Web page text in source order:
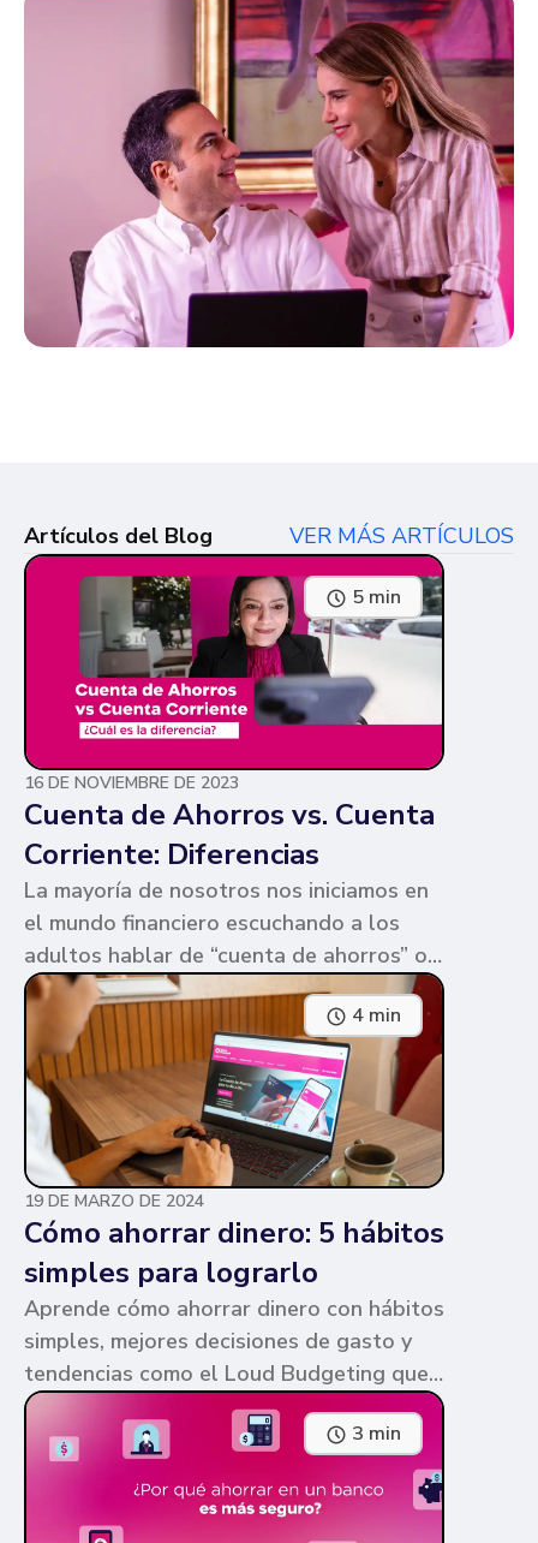
Artículos del Blog VER MÁS ARTÍCULOS
5 min
16 DE NOVIEMBRE DE 2023
Cuenta de Ahorros vs. Cuenta
Corriente: Diferencias
La mayoría de nosotros nos iniciamos en
el mundo financiero escuchando a los
adultos hablar de “cuenta de ahorros” o
“cuenta corriente”. Ambas cuentas
parecen similares y puede ser confuso,
pero te contamos en qué consiste cada
una y sus diferencias.
4 min
19 DE MARZO DE 2024
Cómo ahorrar dinero: 5 hábitos
simples para lograrlo
Aprende cómo ahorrar dinero con hábitos
simples, mejores decisiones de gasto y
tendencias como el Loud Budgeting que
pueden ayudarte a cumplir tus metas.
3 min